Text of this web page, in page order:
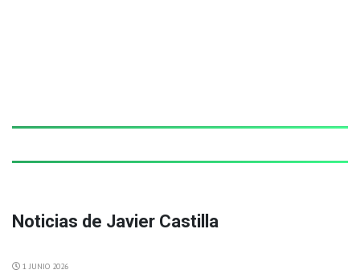
Noticias de Javier Castilla
1 JUNIO 2026